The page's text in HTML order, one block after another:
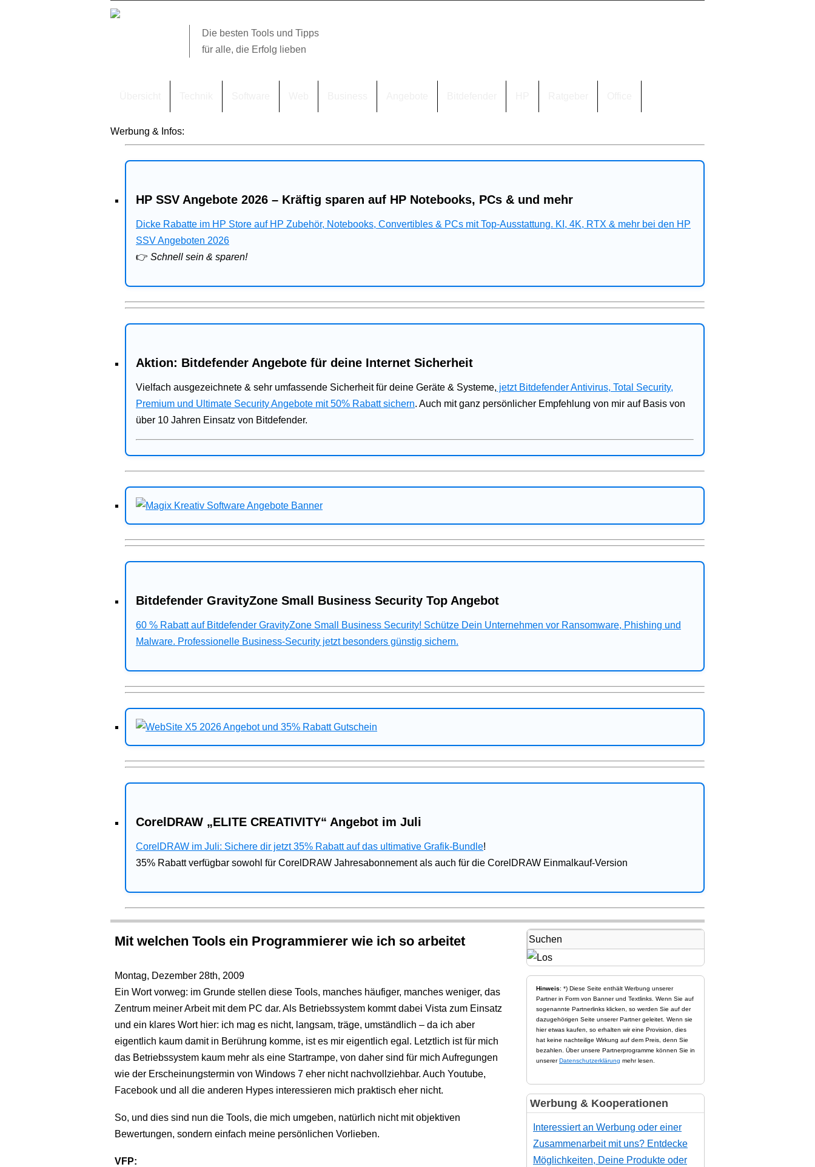
Die besten Tools und Tipps
für alle, die Erfolg lieben
Werbung & Infos:
HP SSV Angebote 2026 – Kräftig sparen auf HP Notebooks, PCs & und mehr
Dicke Rabatte im HP Store auf HP Zubehör, Notebooks, Convertibles & PCs mit Top-Ausstattung. KI, 4K, RTX & mehr bei den HP
SSV Angeboten 2026
👉 Schnell sein & sparen!
Aktion: Bitdefender Angebote für deine Internet Sicherheit
Vielfach ausgezeichnete & sehr umfassende Sicherheit für deine Geräte & Systeme, jetzt Bitdefender Antivirus, Total Security,
Premium und Ultimate Security Angebote mit 50% Rabatt sichern. Auch mit ganz persönlicher Empfehlung von mir auf Basis von
über 10 Jahren Einsatz von Bitdefender.
Bitdefender GravityZone Small Business Security Top Angebot
60 % Rabatt auf Bitdefender GravityZone Small Business Security! Schütze Dein Unternehmen vor Ransomware, Phishing und
Malware. Professionelle Business-Security jetzt besonders günstig sichern.
CorelDRAW „ELITE CREATIVITY“ Angebot im Juli
CorelDRAW im Juli: Sichere dir jetzt 35% Rabatt auf das ultimative Grafik-Bundle!
35% Rabatt verfügbar sowohl für CorelDRAW Jahresabonnement als auch für die CorelDRAW Einmalkauf-Version
Mit welchen Tools ein Programmierer wie ich so arbeitet
Montag, Dezember 28th, 2009
Ein Wort vorweg: im Grunde stellen diese Tools, manches häufiger, manches weniger, das
Zentrum meiner Arbeit mit dem PC dar. Als Betriebssystem kommt dabei Vista zum Einsatz
und ein klares Wort hier: ich mag es nicht, langsam, träge, umständlich – da ich aber
eigentlich kaum damit in Berührung komme, ist es mir eigentlich egal. Letztlich ist für mich
das Betriebssystem kaum mehr als eine Startrampe, von daher sind für mich Aufregungen
wie der Erscheinungstermin von Windows 7 eher nicht nachvollziehbar. Auch Youtube,
Facebook und all die anderen Hypes interessieren mich praktisch eher nicht.
So, und dies sind nun die Tools, die mich umgeben, natürlich nicht mit objektiven
Bewertungen, sondern einfach meine persönlichen Vorlieben.
VFP:
Hinweis: *) Diese Seite enthält Werbung unserer
Partner in Form von Banner und Textlinks. Wenn Sie auf
sogenannte Partnerlinks klicken, so werden Sie auf der
dazugehörigen Seite unserer Partner geleitet. Wenn sie
hier etwas kaufen, so erhalten wir eine Provision, dies
hat keine nachteilige Wirkung auf dem Preis, denn Sie
bezahlen. Über unsere Partnerprogramme können Sie in
unsererDatenschutzerklärung mehr lesen.
Werbung & Kooperationen
Interessiert an Werbung oder einer
Zusammenarbeit mit uns? Entdecke
Möglichkeiten, Deine Produkte oder